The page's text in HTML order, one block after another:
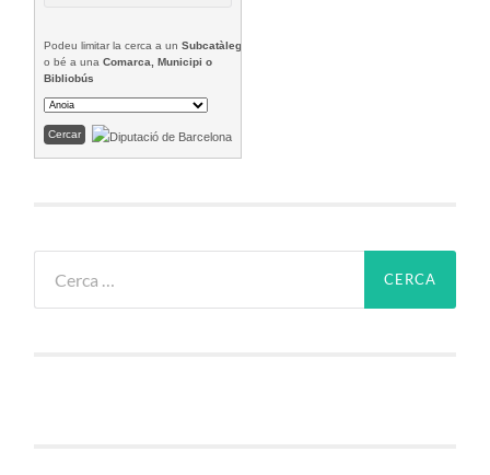
Podeu limitar la cerca a unSubcatàleg
o bé a unaComarca, Municipi o
Bibliobús